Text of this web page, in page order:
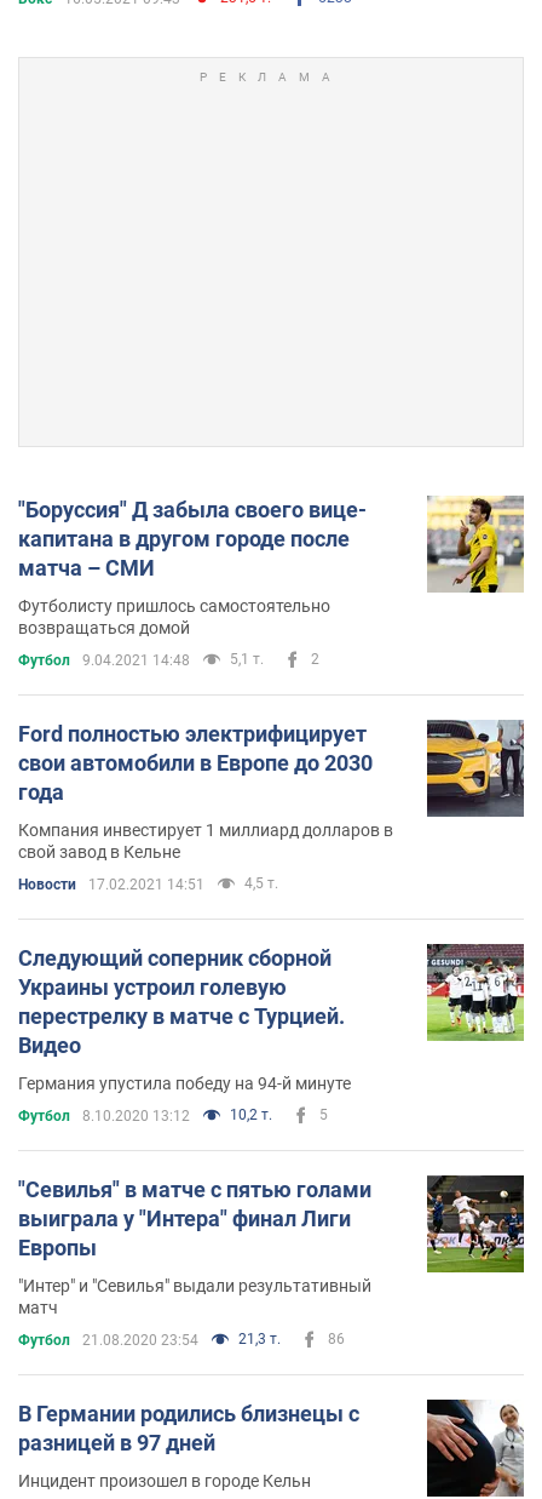
"Боруссия" Д забыла своего вице-
капитана в другом городе после
матча – СМИ
Футболисту пришлось самостоятельно
возвращаться домой
Футбол 9.04.2021 14:48 5,1 т. 2
Ford полностью электрифицирует
свои автомобили в Европе до 2030
года
Компания инвестирует 1 миллиард долларов в
свой завод в Кельне
Новости 17.02.2021 14:51 4,5 т.
Следующий соперник сборной
Украины устроил голевую
перестрелку в матче с Турцией.
Видео
Германия упустила победу на 94-й минуте
Футбол 8.10.2020 13:12 10,2 т. 5
"Севилья" в матче с пятью голами
выиграла у "Интера" финал Лиги
Европы
"Интер" и "Севилья" выдали результативный
матч
Футбол 21.08.2020 23:54 21,3 т. 86
В Германии родились близнецы с
разницей в 97 дней
Инцидент произошел в городе Кельн